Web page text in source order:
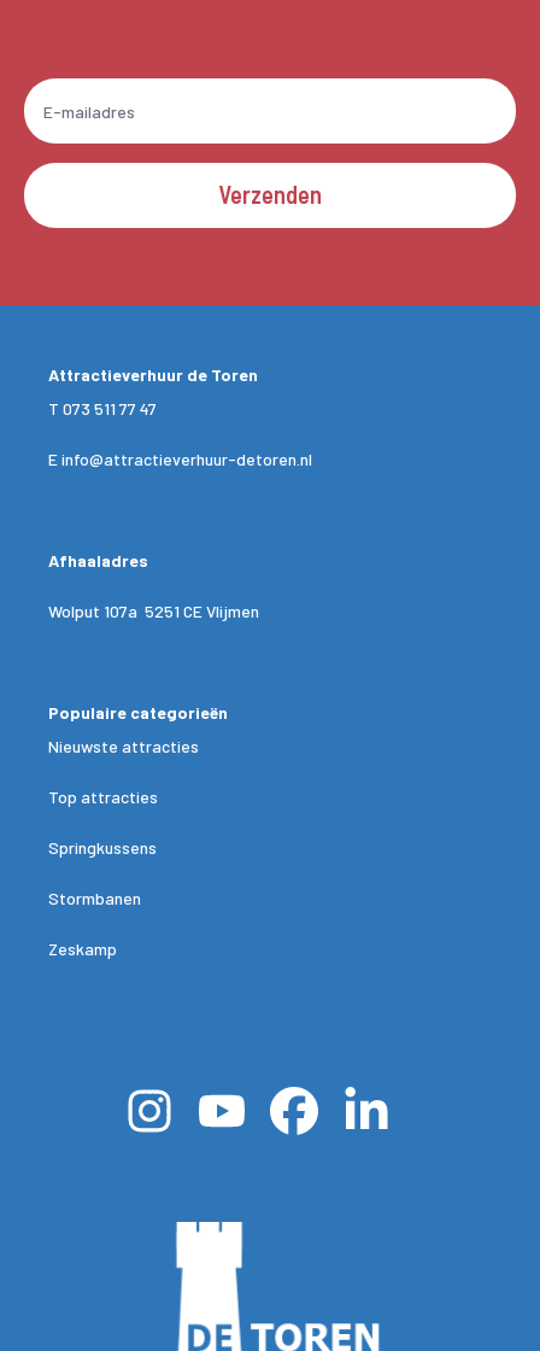
Verzenden
Attractieverhuur de Toren
T 073 511 77 47
Einfo@attractieverhuur-detoren.nl
Afhaaladres
Wolput 107a 5251 CE Vlijmen
Populaire categorieën
Nieuwste attracties
Top attracties
Springkussens
Stormbanen
Zeskamp